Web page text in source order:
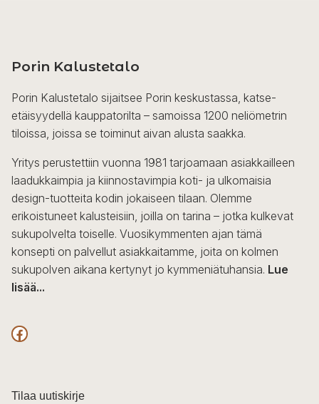
muunnelma.
tehdä
valinnat
tuotteen
sivulla.
Porin Kalustetalo
Porin Kalustetalo sijaitsee Porin keskustassa, katse-
etäisyydellä kauppatorilta – samoissa 1200 neliömetrin
tiloissa, joissa se toiminut aivan alusta saakka.
Yritys perustettiin vuonna 1981 tarjoamaan asiakkailleen
laadukkaimpia ja kiinnostavimpia koti- ja ulkomaisia
design-tuotteita kodin jokaiseen tilaan. Olemme
erikoistuneet kalusteisiin, joilla on tarina – jotka kulkevat
sukupolvelta toiselle. Vuosikymmenten ajan tämä
konsepti on palvellut asiakkaitamme, joita on kolmen
sukupolven aikana kertynyt jo kymmeniätuhansia. Lue
lisää...
F
c
Tilaa uutiskirje